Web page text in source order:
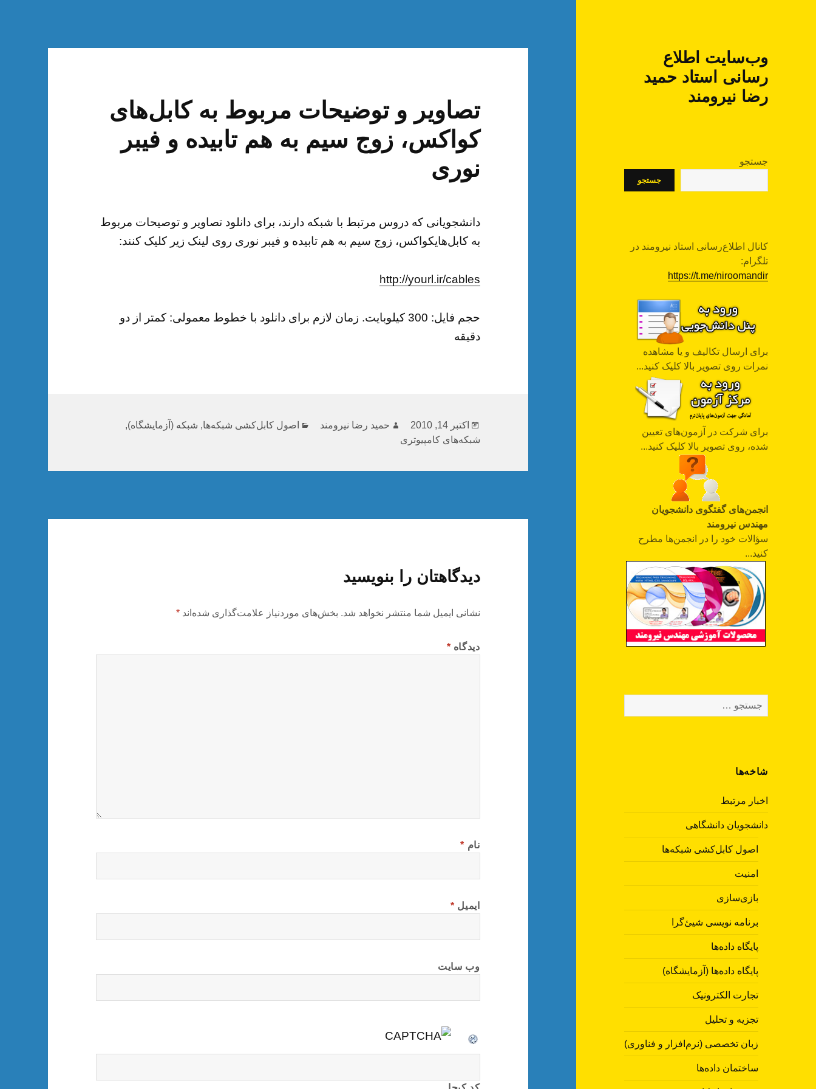
وب‌سایت اطلاع
رسانی استاد حمید
رضا نیرومند
جستجو
جستجو
کانال اطلاع‌رسانی استاد نیرومند در
تلگرام:
https://t.me/niroomandir
برای ارسال تکالیف و یا مشاهده
نمرات روی تصویر بالا کلیک کنید...
برای شرکت در آزمون‌های تعیین
شده، روی تصویر بالا کلیک کنید...
انجمن‌های گفتگوی دانشجویان
مهندس نیرومند
سؤالات خود را در انجمن‌ها مطرح
کنید...
برای:
شاخه‌ها
اخبار مرتبط
دانشجویان دانشگاهی
اصول کابل‌کشی شبکه‌ها
امنیت
بازی‌سازی
برنامه نویسی شیئ‌گرا
پایگاه داده‌ها
پایگاه داده‌ها (آزمایشگاه)
تجارت الکترونیک
تجزیه و تحلیل
زبان تخصصی (نرم‌افزار و فناوری)
ساختمان داده‌ها
تصاویر و توضیحات مربوط به کابل‌های
کواکس، زوج سیم به هم تابیده و فیبر
نوری
دانشجویانی که دروس مرتبط با شبکه دارند، برای دانلود تصاویر و توصیحات مربوط
به کابل‌هایکواکس، زوج سیم به هم تابیده و فیبر نوری روی لینک زیر کلیک کنند:
http://yourl.ir/cables
حجم فایل: 300 کیلوبایت. زمان لازم برای دانلود با خطوط معمولی: کمتر از دو
دقیقه
ارسال
شده
اکتبر 14, 2010 نویسنده
حمید رضا نیرومند دسته‌ها
اصول کابل‌کشی شبکه‌ها, شبکه (آزمایشگاه),
شبکه‌های کامپیوتری
دیدگاهتان را بنویسید
نشانی ایمیل شما منتشر نخواهد شد. بخش‌های موردنیاز علامت‌گذاری شده‌اند*
دیدگاه *
نام *
ایمیل *
وب‌ سایت